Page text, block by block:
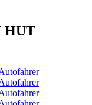
HUT